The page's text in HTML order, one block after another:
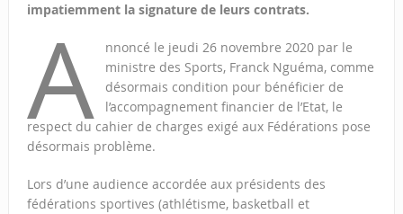
impatiemment la signature de leurs contrats.
A
nnoncé le jeudi 26 novembre 2020 par le
ministre des Sports, Franck Nguéma, comme
désormais condition pour bénéficier de
l’accompagnement financier de l’Etat, le
respect du cahier de charges exigé aux Fédérations pose
désormais problème.
Lors d’une audience accordée aux présidents des
fédérations sportives (athlétisme, basketball et